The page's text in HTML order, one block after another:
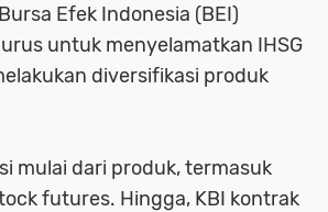
Efek Indonesia (BEI)
untuk menyelamatkan IHSG
diversifikasi produk
mulai dari produk, termasuk
futures. Hingga, KBI kontrak